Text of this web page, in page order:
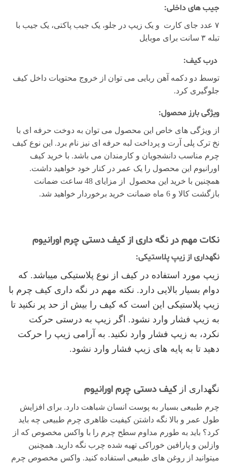
جیب های داخلی:
۷ عدد جای کارت و یک زیپ در جلو، یک جیب پاکتی، یک جیب با
تبله ۳ سانت برای موبایل
درب کیف:
توسط دو دکمه آهن ربایی می توان از خروج محتویات داخل کیف
جلوگیری کرد.
ویژگی بارز محصول:
از ویژگی های خاص این محصول می توان به دوخت حرفه ای با
نخ ترک پلی آرت و پرداخت لبه حرفه ای نیز نام برد. این نوع کیف
چرم مناسب دانشجویان و کارمندان می باشد. با خرید کیف
اورانیوم این محصول را یک عمر در کنار خود خواهید داشت.
همچنین با خرید این محصول از مزایای 48 ساعت ضمانت
بازگشت کالا و 6 ماه ضمانت خرید برخوردار خواهید شد.
نکات مهم در نگه داری از کیف دستی چرم اورانیوم
نگهداری از زیپ پلاستیکی:
زیپ مورد استفاده در کیف از نوع پلاستیکی میباشد. که
دوام بسیار بالایی دارد. نکته مهم در نگه داری کیف چرم با
زیپ پلاستیکی این است که کیف را بیش از حد پر نکنید تا
به زیپ فشار وارد نشود. اگر زیپ به درستی حرکت
نکرد، به زیپ فشار وارد نکنید. به آرامی زیپ را حرکت
دهید تا به پایه های زیپ فشار وارد نشود.
نگهداری از کیف دستی چرم اورانیوم
چرم طبیعی بسیار به پوست انسان شباهت دارد. برای افزایش
طول عمر و بالا نگه داشتن کیفیت ظاهری چرم طبیعی چه باید
کرد؟ باید به طورم مداوم سطح چرم را با واکس مخصوص که از
وازلین و پارافین خوراکی تهیه شده چرب نگه دارید. همچنین
میتوانید از روغن های طبیعی استفاده کنید. واکس مخصوص چرم